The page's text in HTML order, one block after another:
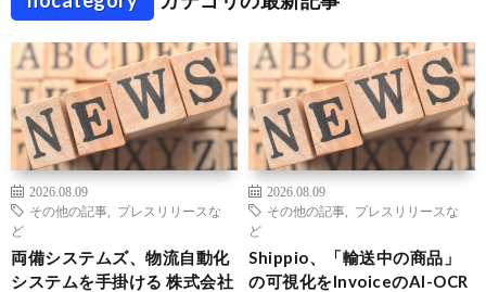
2026.08.09
その他の記事
プレスリリースな
ど
両備システムズ、物流自動化
システムを手掛ける 株式会社
2026.08.09
その他の記事
プレスリリースな
ど
Shippio、「輸送中の商品」
の可視化をInvoiceのAI-OCR